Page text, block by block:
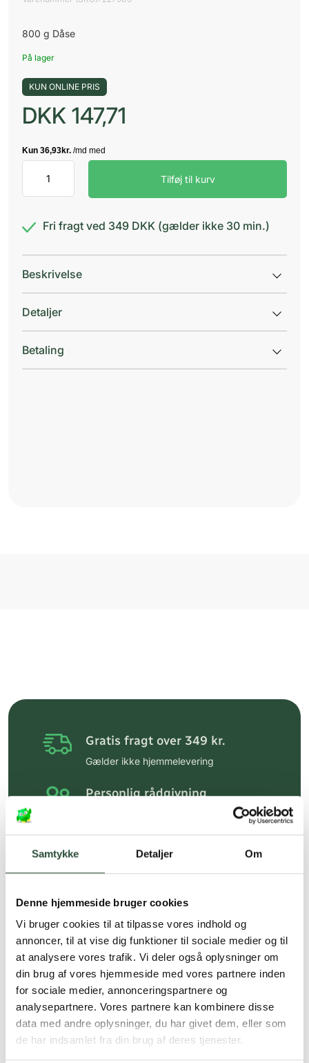
Samtykke Detaljer Om
Denne hjemmeside bruger cookies
Vi bruger cookies til at tilpasse vores indhold og
annoncer, til at vise dig funktioner til sociale medier og til
at analysere vores trafik. Vi deler også oplysninger om
din brug af vores hjemmeside med vores partnere inden
for sociale medier, annonceringspartnere og
analysepartnere. Vores partnere kan kombinere disse
data med andre oplysninger, du har givet dem, eller som
de har indsamlet fra din brug af deres tjenester.
800 g Dåse
På lager
KUN ONLINE PRIS
DKK 147,71
Expert
Pro
antal
Tilføj til kurv
Fri fragt ved 349 DKK (gælder ikke 30 min.)
Beskrivelse
Detaljer
Betaling
Gratis fragt over 349 kr.
Gælder ikke hjemmelevering
Personlig rådgivning
Hurtig levering (30 min. i Kbh)
Faste lave priser*
*Gælder ikke ernæringsprodukter.
Stort udvalg af kendte
produkter
Vi tilbyder et stort udvalg af kendte
cremer, vitaminer og andre spændende
produkter – altid til fast lav pris.
Læs mere om Uglecare.dk her